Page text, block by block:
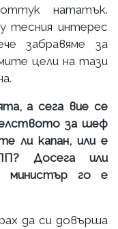
нататък.
тесния интерес
забравяме за
цели на тази
а сега вие се
за шеф
ли капан, или е
Досега или
министър го е
да си довърша